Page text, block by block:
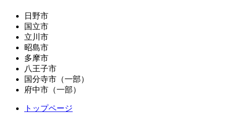
日野市
国立市
立川市
昭島市
多摩市
八王子市
国分寺市（一部）
府中市（一部）
トップページ